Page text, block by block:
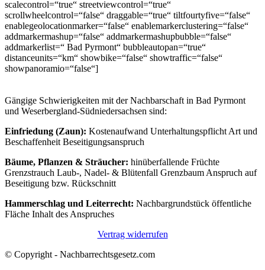
scalecontrol=“true“ streetviewcontrol=“true“
scrollwheelcontrol=“false“ draggable=“true“ tiltfourtyfive=“false“
enablegeolocationmarker=“false“ enablemarkerclustering=“false“
addmarkermashup=“false“ addmarkermashupbubble=“false“
addmarkerlist=“ Bad Pyrmont“ bubbleautopan=“true“
distanceunits=“km“ showbike=“false“ showtraffic=“false“
showpanoramio=“false“]
Gängige Schwierigkeiten mit der Nachbarschaft in Bad Pyrmont
und Weserbergland-Südniedersachsen sind:
Einfriedung (Zaun): Kostenaufwand Unterhaltungspflicht Art und
Beschaffenheit Beseitigungsanspruch
Bäume, Pflanzen & Sträucher: hinüberfallende Früchte
Grenzstrauch Laub-, Nadel- & Blütenfall Grenzbaum Anspruch auf
Beseitigung bzw. Rückschnitt
Hammerschlag und Leiterrecht: Nachbargrundstück öffentliche
Fläche Inhalt des Anspruches
Vertrag widerrufen
© Copyright - Nachbarrechtsgesetz.com